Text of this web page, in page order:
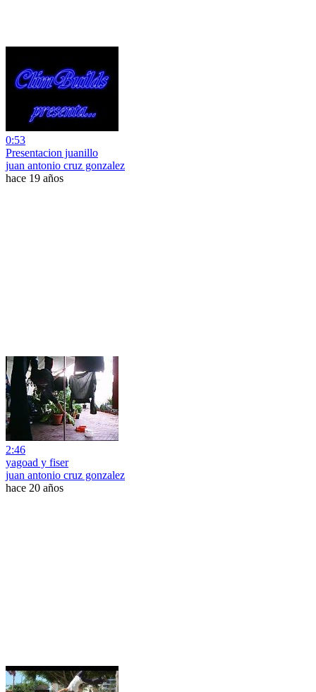
0:53
Presentacion juanillo
juan antonio cruz gonzalez
hace 19 años
2:46
yagoad y fiser
juan antonio cruz gonzalez
hace 20 años